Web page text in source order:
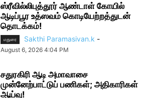
ஸ்ரீவில்லிபுத்தூர் ஆண்டாள் கோயில்
ஆடிப்பூர உத்ஸவம் கொடியேற்றத்துடன்
தொடக்கம்!
மதுரை Sakthi Paramasivan.k -
August 6, 2026 4:04 PM
சதுரகிரி ஆடி அமாவாசை
முன்னேற்பாட்டுப் பணிகள்; அதிகாரிகள்
ஆய்வு!